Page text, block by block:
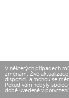
V některých případech
změnám. Živé
dispozici, a mohou se
Pokud vám nebyly
době uvedené v